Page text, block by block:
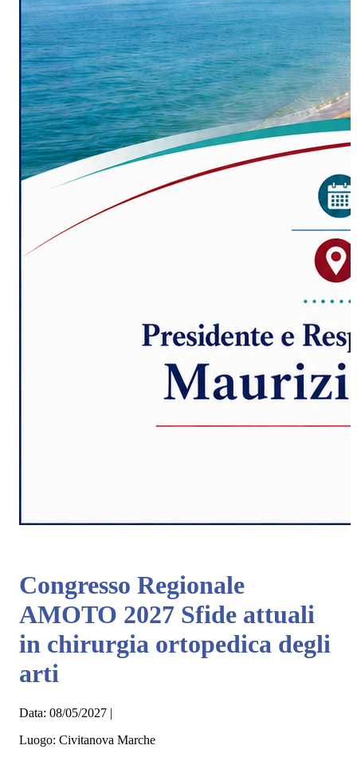
Congresso Regionale
AMOTO 2027 Sfide attuali
in chirurgia ortopedica degli
arti
Data: 08/05/2027 |
Luogo: Civitanova Marche